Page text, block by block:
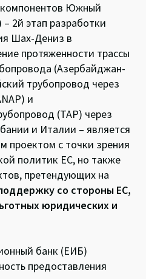
Южный
2й этап разработки
Шах-Дениз в
протяженности трассы
(Азербайджан-
трубопровод через
и
(TAP) через
и Италии – является
проектом с точки зрения
политик ЕС, но также
претендующих на
со стороны ЕС,
юридических и
банк (ЕИБ)
предоставления